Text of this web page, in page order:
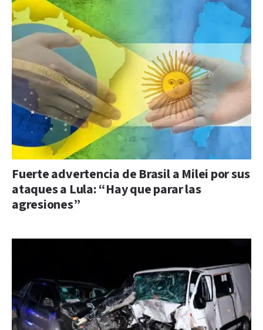
Fuerte advertencia de Brasil a Milei por sus
ataques a Lula: “Hay que parar las
agresiones”